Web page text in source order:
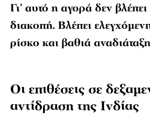
Γι’ αυτό η αγορά δεν
διακοπή. Βλέπει
ρίσκο και βαθιά
Οι επιθέσεις σε
αντίδραση της Ινδίας